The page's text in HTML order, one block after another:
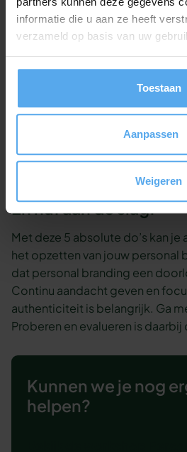
informatie die u aan ze heeft
verzameld op basis van uw
Toestaan
Aanpassen
Weigeren
En over twee jaar wil je minimaal
gevraagd worden voor data
de punten van 1, 2 en 3 jaar kan
doelstellingen en je personal
eenvoudig een plan. Daarnaast
kleinere stappen je om actief
En nu: aan de slag!
Met deze 5 absolute do’s kan je
het opzetten van jouw personal
dat personal branding een
Continu aandacht geven en
authenticiteit is belangrijk. Ga
Proberen en evalueren is
Kunnen we je nog
helpen?